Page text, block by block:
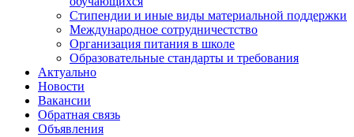
Стипендии и иные виды материальной поддержки
Международное сотрудничестство
Организация питания в школе
Образовательные стандарты и требования
Актуально
Новости
Вакансии
Обратная связь
Объявления